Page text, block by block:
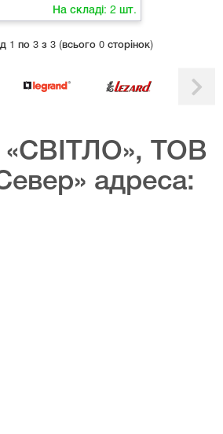
На складі: 2 шт.
1 по 3 з 3 (всього 0 сторінок)
«СВІТЛО», ТОВ
адреса: